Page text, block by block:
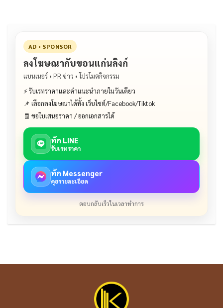
AD • SPONSOR
ลงโฆษณากับขอนแก่นลิงก์
แบนเนอร์ • PR ข่าว • โปรโมตกิจกรรม
⚡ รับเรทราคาและคำแนะนำภายในวันเดียว
📌 เลือกลงโฆษณาได้ทั้ง เว็บไซต์/Facebook/Tiktok
🧾 ขอใบเสนอราคา / ออกเอกสารได้
ทัก LINE
รับเรทราคา
ทัก Messenger
คุยรายละเอียด
ตอบกลับเร็วในเวลาทำการ